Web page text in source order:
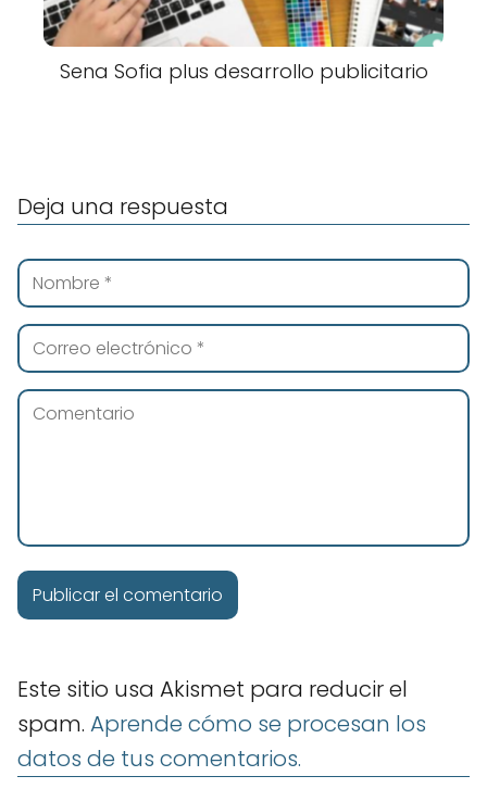
Sena Sofia plus desarrollo publicitario
Deja una respuesta
Este sitio usa Akismet para reducir el
spam. Aprende cómo se procesan los
datos de tus comentarios.